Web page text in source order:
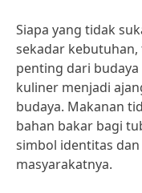
Siapa yang tidak
sekadar
penting dari
kuliner menjadi
budaya. Makanan
bahan bakar bagi
simbol identitas
masyarakatnya.